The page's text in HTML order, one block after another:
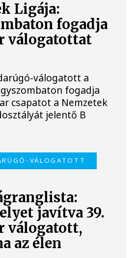
Ligája:
fogadja
válogatottat
válogatott a
fogadja
csapatot a Nemzetek
jelentő B
VÁLOGATOTT
javítva 39.
válogatott,
az élen